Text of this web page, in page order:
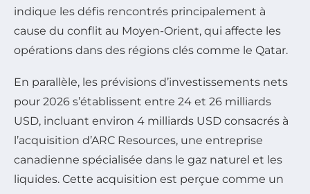
indique les défis rencontrés principalement à
cause du conflit au Moyen-Orient, qui affecte les
opérations dans des régions clés comme le Qatar.
En parallèle, les prévisions d’investissements nets
pour 2026 s’établissent entre 24 et 26 milliards
USD, incluant environ 4 milliards USD consacrés à
l’acquisition d’ARC Resources, une entreprise
canadienne spécialisée dans le gaz naturel et les
liquides. Cette acquisition est perçue comme un